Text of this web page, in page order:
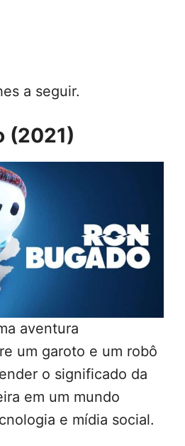
a seguir.
(2021)
aventura
um garoto e um robô
o significado da
em um mundo
e mídia social.